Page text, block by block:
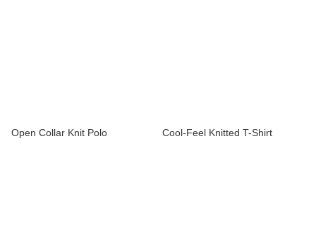
Open Collar Knit Polo Cool-Feel Knitted T-Shirt